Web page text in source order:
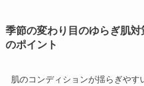
季節の変わり目のゆらぎ肌
のポイント
肌のコンディションが揺らぎや